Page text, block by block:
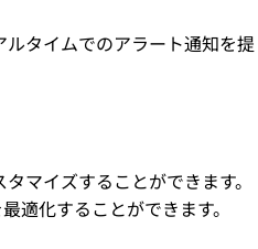
タイムでのアラート通知を提
マイズすることができます。
適化することができます。